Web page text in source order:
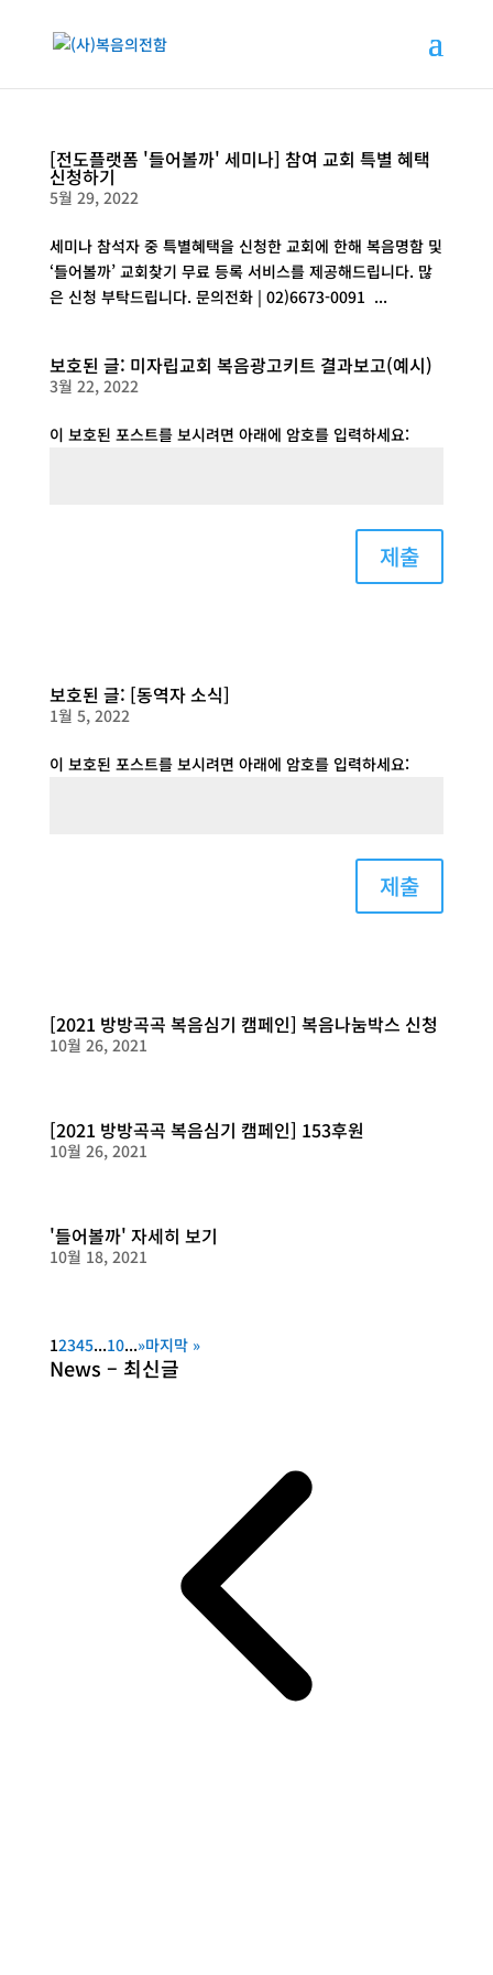
[전도플랫폼 '들어볼까' 세미나] 참여 교회 특별 혜택
신청하기
5월 29, 2022
세미나 참석자 중 특별혜택을 신청한 교회에 한해 복음명함 및
‘들어볼까’ 교회찾기 무료 등록 서비스를 제공해드립니다. 많
은 신청 부탁드립니다. 문의전화 | 02)6673-0091 ...
보호된 글: 미자립교회 복음광고키트 결과보고(예시)
3월 22, 2022
이 보호된 포스트를 보시려면 아래에 암호를 입력하세요:
제출
보호된 글: [동역자 소식]
1월 5, 2022
이 보호된 포스트를 보시려면 아래에 암호를 입력하세요:
제출
[2021 방방곡곡 복음심기 캠페인] 복음나눔박스 신청
10월 26, 2021
[2021 방방곡곡 복음심기 캠페인] 153후원
10월 26, 2021
'들어볼까' 자세히 보기
10월 18, 2021
12345...10...»마지막 »
News – 최신글